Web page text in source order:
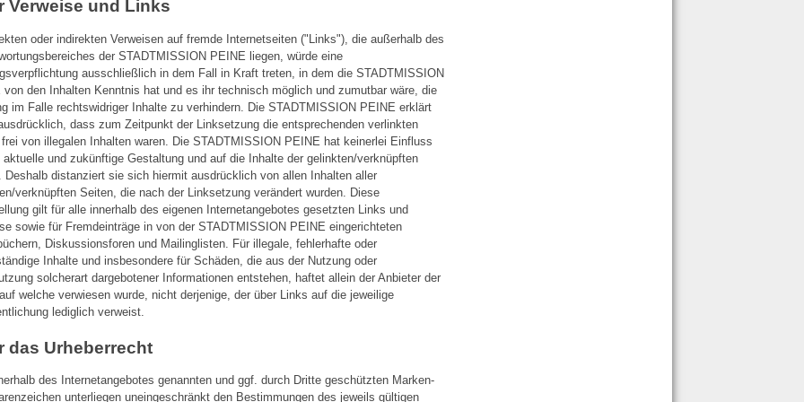
Verweise und Links
oder indirekten Verweisen auf fremde Internetseiten ("Links"), die außerhalb des
der STADTMISSION PEINE liegen, würde eine
ausschließlich in dem Fall in Kraft treten, in dem die STADTMISSION
von den Inhalten Kenntnis hat und es ihr technisch möglich und zumutbar wäre, die
im Falle rechtswidriger Inhalte zu verhindern. Die STADTMISSION PEINE erklärt
dass zum Zeitpunkt der Linksetzung die entsprechenden verlinkten
von illegalen Inhalten waren. Die STADTMISSION PEINE hat keinerlei Einfluss
aktuelle und zukünftige Gestaltung und auf die Inhalte der gelinkten/verknüpften
Deshalb distanziert sie sich hiermit ausdrücklich von allen Inhalten aller
verknüpften Seiten, die nach der Linksetzung verändert wurden. Diese
gilt für alle innerhalb des eigenen Internetangebotes gesetzten Links und
sowie für Fremdeinträge in von der STADTMISSION PEINE eingerichteten
Diskussionsforen und Mailinglisten. Für illegale, fehlerhafte oder
Inhalte und insbesondere für Schäden, die aus der Nutzung oder
solcherart dargebotener Informationen entstehen, haftet allein der Anbieter der
welche verwiesen wurde, nicht derjenige, der über Links auf die jeweilige
lediglich verweist.
das Urheberrecht
des Internetangebotes genannten und ggf. durch Dritte geschützten Marken-
unterliegen uneingeschränkt den Bestimmungen des jeweils gültigen